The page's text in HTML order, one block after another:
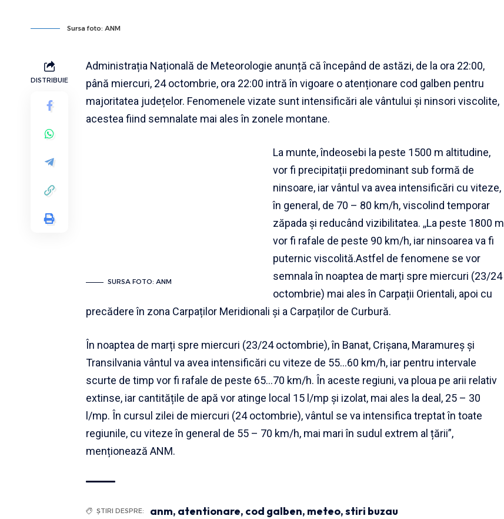
Sursa foto: ANM
DISTRIBUIE
Administrația Națională de Meteorologie anunță că începând de astăzi, de la ora 22:00,
până miercuri, 24 octombrie, ora 22:00 intră în vigoare o atenționare cod galben pentru
majoritatea județelor. Fenomenele vizate sunt intensificări ale vântului și ninsori viscolite,
acestea fiind semnalate mai ales în zonele montane.
SURSA FOTO: ANM
La munte, îndeosebi la peste 1500 m altitudine,
vor fi precipitații predominant sub formă de
ninsoare, iar vântul va avea intensificări cu viteze,
în general, de 70 – 80 km/h, viscolind temporar
zăpada și reducând vizibilitatea. ,,La peste 1800 m
vor fi rafale de peste 90 km/h, iar ninsoarea va fi
puternic viscolită.Astfel de fenomene se vor
semnala în noaptea de marți spre miercuri (23/24
octombrie) mai ales în Carpații Orientali, apoi cu
precădere în zona Carpaților Meridionali și a Carpaților de Curbură.
În noaptea de marți spre miercuri (23/24 octombrie), în Banat, Crișana, Maramureș și
Transilvania vântul va avea intensificări cu viteze de 55…60 km/h, iar pentru intervale
scurte de timp vor fi rafale de peste 65…70 km/h. În aceste regiuni, va ploua pe arii relativ
extinse, iar cantitățile de apă vor atinge local 15 l/mp și izolat, mai ales la deal, 25 – 30
l/mp. În cursul zilei de miercuri (24 octombrie), vântul se va intensifica treptat în toate
regiunile, cu viteze în general de 55 – 70 km/h, mai mari în sudul extrem al țării”,
menționează ANM.
ȘTIRI DESPRE: anm, atentionare, cod galben, meteo,stiri buzau